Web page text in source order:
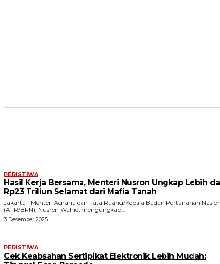
PERISTIWA
Hasil Kerja Bersama, Menteri Nusron Ungkap Lebih
Rp23 Triliun Selamat dari Mafia Tanah
Jakarta - Menteri Agraria dan Tata Ruang/Kepala Badan Pertanahan
(ATR/BPN), Nusron Wahid, mengungkap...
3 Desember 2025
PERISTIWA
Cek Keabsahan Sertipikat Elektronik Lebih Mudah: